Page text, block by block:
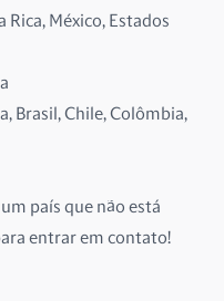
Rica, México, Estados
Brasil, Chile, Colômbia,
país que não está
entrar em contato!